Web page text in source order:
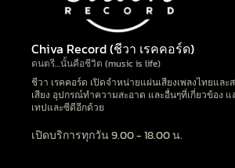
Chiva Record (ชีวา เรคคอร์ด)
ดนตรี…นั้นคือชีวิต (music is life)
ชีวา เรคคอร์ด เปิดจำหน่ายแผ่นเสียงเพลงไทยและ
เสียง อุปกรณ์ทำความสะอาด และอื่นๆที่เกี่ยวข้อง แ
เทปและซีดีอีกด้วย
เปิดบริการทุกวัน 9.00 - 18.00 น.